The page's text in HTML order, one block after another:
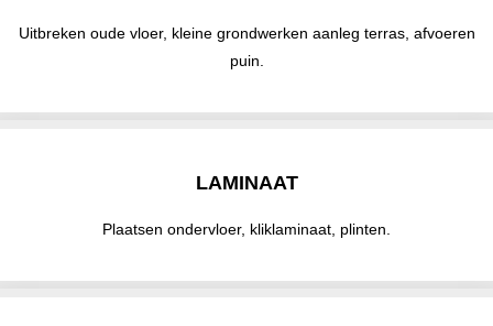
Uitbreken oude vloer, kleine grondwerken aanleg terras, afvoeren
puin.
LAMINAAT
Plaatsen ondervloer, kliklaminaat, plinten.